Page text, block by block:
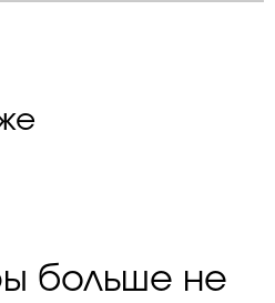
больше не